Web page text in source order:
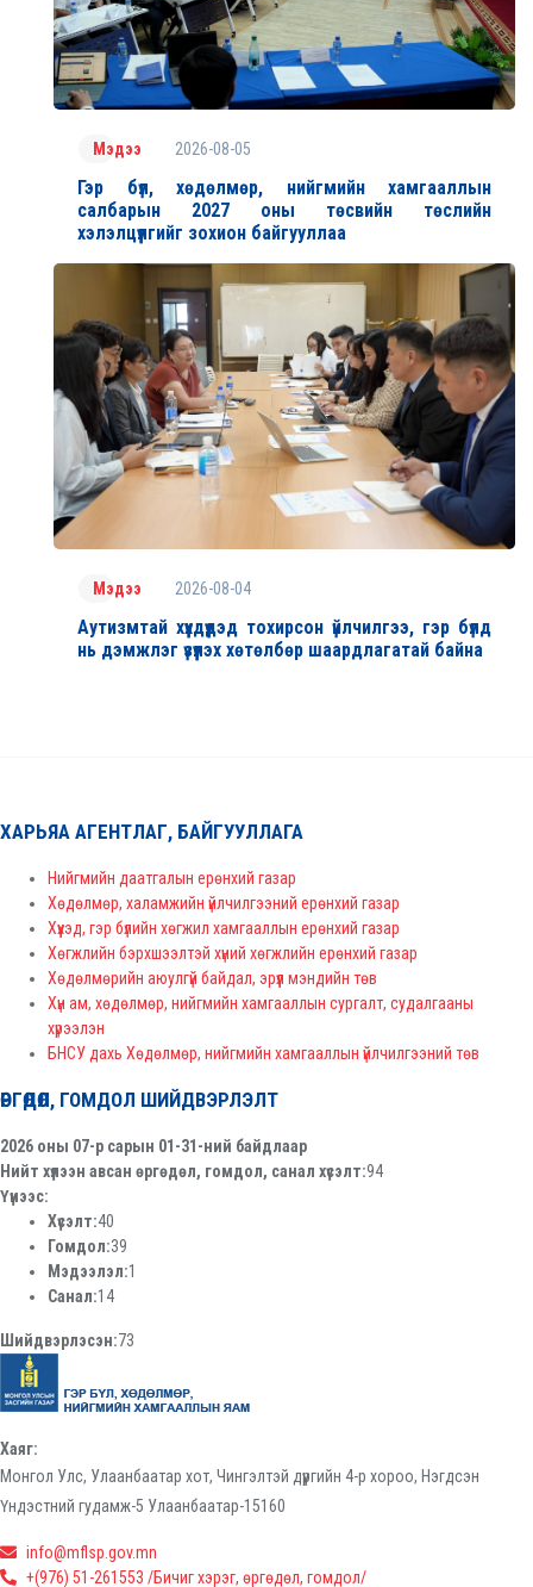
Мэдээ 2026-08-05
Гэр бүл, хөдөлмөр, нийгмийн хамгааллын
салбарын 2027 оны төсвийн төслийн
хэлэлцүүлгийг зохион байгууллаа
Мэдээ 2026-08-04
Аутизмтай хүүхдүүдэд тохирсон үйлчилгээ, гэр бүлд
нь дэмжлэг үзүүлэх хөтөлбөр шаардлагатай байна
ХАРЬЯА АГЕНТЛАГ, БАЙГУУЛЛАГА
Нийгмийн даатгалын ерөнхий газар
Хөдөлмөр, халамжийн үйлчилгээний ерөнхий газар
Хүүхэд, гэр бүлийн хөгжил хамгааллын ерөнхий газар
Хөгжлийн бэрхшээлтэй хүний хөгжлийн ерөнхий газар
Хөдөлмөрийн аюулгүй байдал, эрүүл мэндийн төв
Хүн ам, хөдөлмөр, нийгмийн хамгааллын сургалт, судалгааны
хүрээлэн
БНСУ дахь Хөдөлмөр, нийгмийн хамгааллын үйлчилгээний төв
ӨРГӨДӨЛ, ГОМДОЛ ШИЙДВЭРЛЭЛТ
2026 оны 07-р сарын 01-31-ний байдлаар
Нийт хүлээн авсан өргөдөл, гомдол, санал хүсэлт:94
Үүнээс:
Хүсэлт:40
Гомдол:39
Мэдээлэл:1
Санал:14
Шийдвэрлэсэн:73
Хаяг:
Монгол Улс, Улаанбаатар хот, Чингэлтэй дүүргийн 4-р хороо, Нэгдсэн
Үндэстний гудамж-5 Улаанбаатар-15160
info@mflsp.gov.mn
+(976) 51-261553 /Бичиг хэрэг, өргөдөл, гомдол/